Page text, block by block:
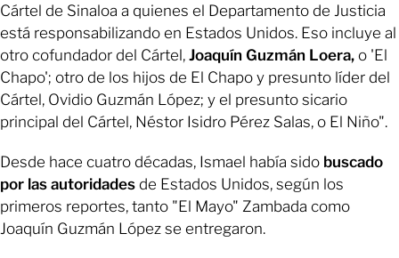
Cártel de Sinaloa a quienes el Departamento de Justicia
está responsabilizando en Estados Unidos. Eso incluye al
otro cofundador del Cártel, Joaquín Guzmán Loera, o 'El
Chapo'; otro de los hijos de El Chapo y presunto líder del
Cártel, Ovidio Guzmán López; y el presunto sicario
principal del Cártel, Néstor Isidro Pérez Salas, o El Niño".
Desde hace cuatro décadas, Ismael había sido buscado
por las autoridades de Estados Unidos, según los
primeros reportes, tanto "El Mayo" Zambada como
Joaquín Guzmán López se entregaron.